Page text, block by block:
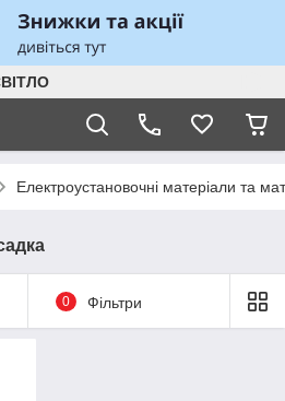
Електроустановочні матеріали та
0 Фільтри